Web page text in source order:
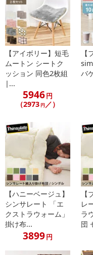
【お支払いについて】
※お支払い方法は、電話料
イントがご利用いただけま
【発送・お届け・商品につ
※お申込み頂きました商品
ます。
※お客様のご都合でお受取
金はいたしかねます。
また、お届け日時のご指
不在票にてご対応ください
※発送予定日は前後する場
日が異なります。
※dショッピングサンプル
だいた後のご感想をいた
禁じます。
転売等、目的以外での利用
止させていただきます。
【配送伝票番号について】
※こちらの商品については
【アイボリー】短毛
ムートン シートク
ッション 同色2枚組
|...
5946円
（2973 円／）
【
バ
【ハニーベージュ】
シンサレート 「エ
クストラウォーム」
掛け布...
3899円
レ
ラ
団